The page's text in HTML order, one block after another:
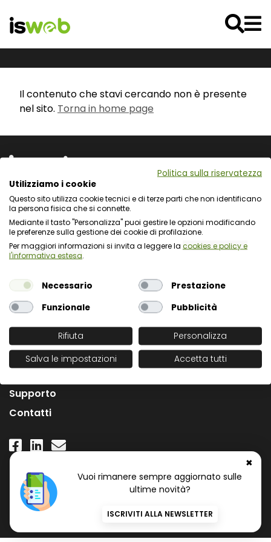
Il contenuto che stavi cercando non è presente
nel sito. Torna in home page
✖
Vuoi rimanere sempre aggiornato sulle
ultime novità?
ISCRIVITI ALLA NEWSLETTER
Via L. Cadorna 31 - 67051 Avezzano (AQ)
Via Fiume Giallo 3 - 00144 Roma
Registro delle Imprese del Gran Sasso d'Italia
C.F. e numero d'iscrizione: 01722270665
L'Azienda
Supporto
Contatti
Numero Verde Gratuito
800 97 34 34
Politica sulla riservatezza
Utilizziamo i cookie
Questo sito utilizza cookie tecnici e di terze parti che non identificano
la persona fisica che si connette.
Mediante il tasto "Personalizza" puoi gestire le opzioni modificando
le preferenze sulla gestione dei cookie di profilazione.
Per maggiori informazioni si invita a leggere la cookies e policy e
l'informativa estesa.
Necessario
Prestazione
Funzionale
Pubblicità
Rifiuta
Personalizza
Salva le impostazioni
Accetta tutti